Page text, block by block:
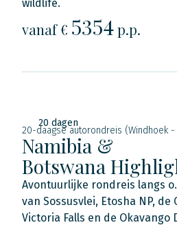
wildlife.
vanaf € 5354p.p.
20 dagen
20-daagse autorondreis (Windhoek -
Namibia &
Botswana
Avontuurlijke rondreis langs
van Sossusvlei, Etosha NP, de
Victoria Falls en de Okavango